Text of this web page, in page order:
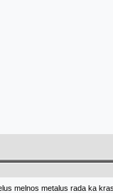
melnos metalus rada ka